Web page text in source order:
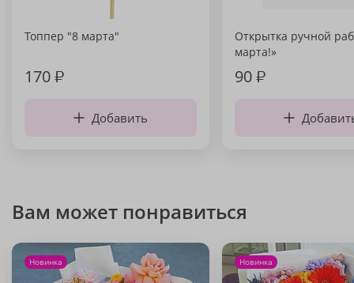
Топпер "8 марта"
170₽
Добавить
Открытка ручной
марта!»
90₽
Вам может понравиться
Новинка Новинка